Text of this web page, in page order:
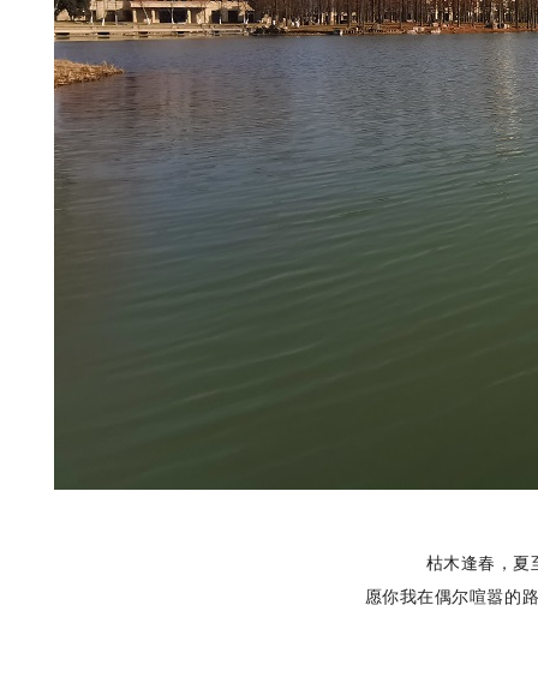
枯木逢春，夏
愿你我在偶尔喧嚣的